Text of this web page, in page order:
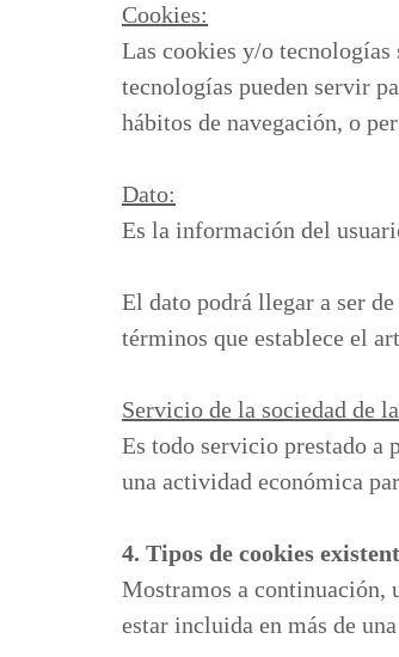
Cookies:
Las cookies y/o tecnologías
tecnologías pueden servir
hábitos de navegación, o
Dato:
Es la información del
El dato podrá llegar a ser
términos que establece el
Servicio de la sociedad de
Es todo servicio prestado a
una actividad económica
4. Tipos de cookies
Mostramos a continuación,
estar incluida en más de